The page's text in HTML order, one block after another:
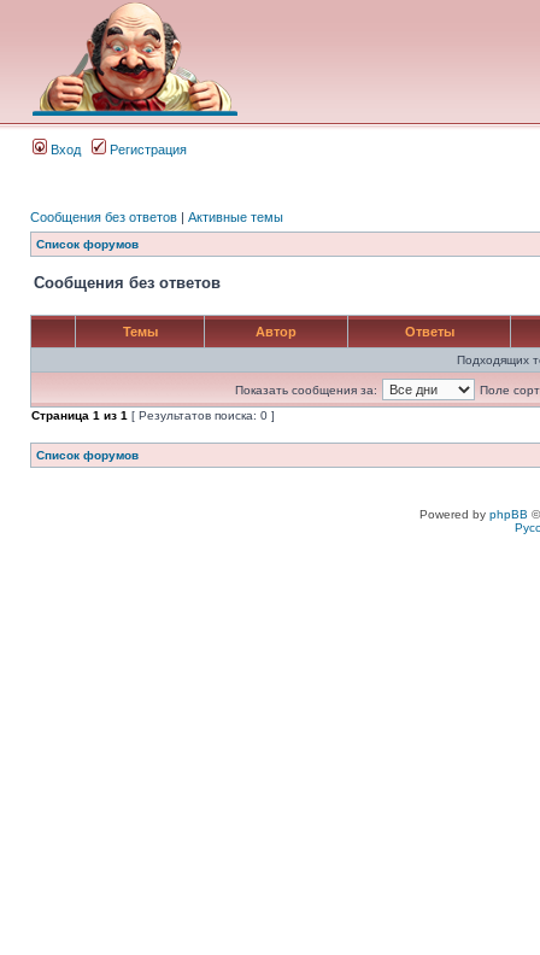
Вход Регистрация
Сообщения без ответов | Активные темы
Список форумов
Сообщения без ответов
Темы Автор Ответы
Подходящих
Показать сообщения за:
Поле
Страница 1 из 1 [ Результатов поиска: 0 ]
Список форумов
Powered by phpBB